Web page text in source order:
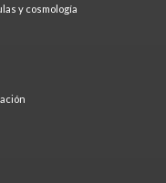
y cosmología